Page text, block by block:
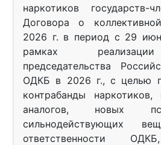
наркотиков государств-
Договора о
2026 г. в период с 29
рамках
председательства
ОДКБ в 2026 г., с целью
контрабанды
аналогов, новых
сильнодействующих
ответственности